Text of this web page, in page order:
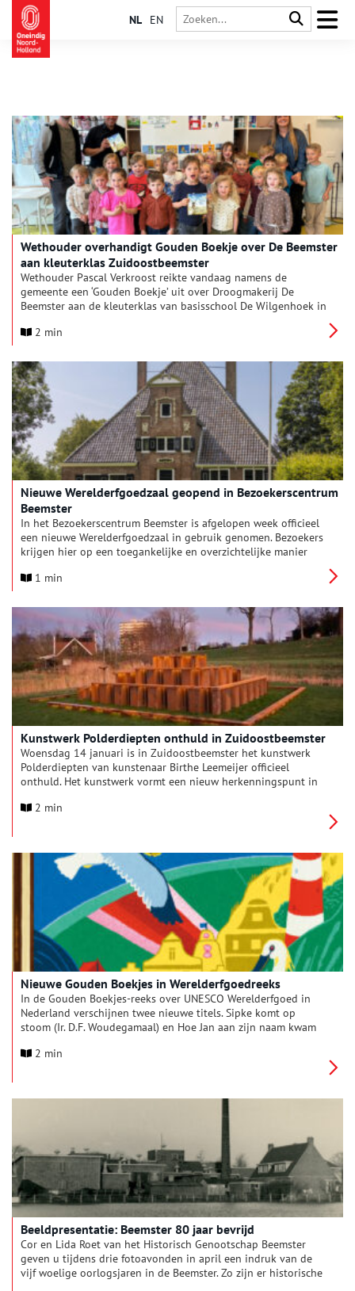
NL EN
Wethouder overhandigt Gouden Boekje over De Beemster
aan kleuterklas Zuidoostbeemster
Wethouder Pascal Verkroost reikte vandaag namens de
gemeente een ‘Gouden Boekje’ uit over Droogmakerij De
Beemster aan de kleuterklas van basisschool De Wilgenhoek in
kwam’ wil de gemeente jonge kinderen op een toegankelijke
opgroeien.
2 min
Nieuwe Werelderfgoedzaal geopend in Bezoekerscentrum
Beemster
In het Bezoekerscentrum Beemster is afgelopen week officieel
een nieuwe Werelderfgoedzaal in gebruik genomen. Bezoekers
krijgen hier op een toegankelijke en overzichtelijke manier
Beemster: de Droogmakerij de Beemster en de Hollandse
ook andere Werelderfgoedlocaties in de Beemster en
daarbuiten te ontdekken.
1 min
Kunstwerk Polderdiepten onthuld in Zuidoostbeemster
Woensdag 14 januari is in Zuidoostbeemster het kunstwerk
Polderdiepten van kunstenaar Birthe Leemeijer officieel
onthuld. Het kunstwerk vormt een nieuw herkenningspunt in
vertaling van de karakteristieke structuur van de Beemster.
2 min
Nieuwe Gouden Boekjes in Werelderfgoedreeks
In de Gouden Boekjes-reeks over UNESCO Werelderfgoed in
Nederland verschijnen twee nieuwe titels. Sipke komt op
stoom (Ir. D.F. Woudegamaal) en Hoe Jan aan zijn naam kwam
eeuwen heen land op het water won en zo de voeten droog
2 min
Beeldpresentatie: Beemster 80 jaar bevrijd
Cor en Lida Roet van het Historisch Genootschap Beemster
geven u tijdens drie fotoavonden in april een indruk van de
vijf woelige oorlogsjaren in de Beemster. Zo zijn er historische